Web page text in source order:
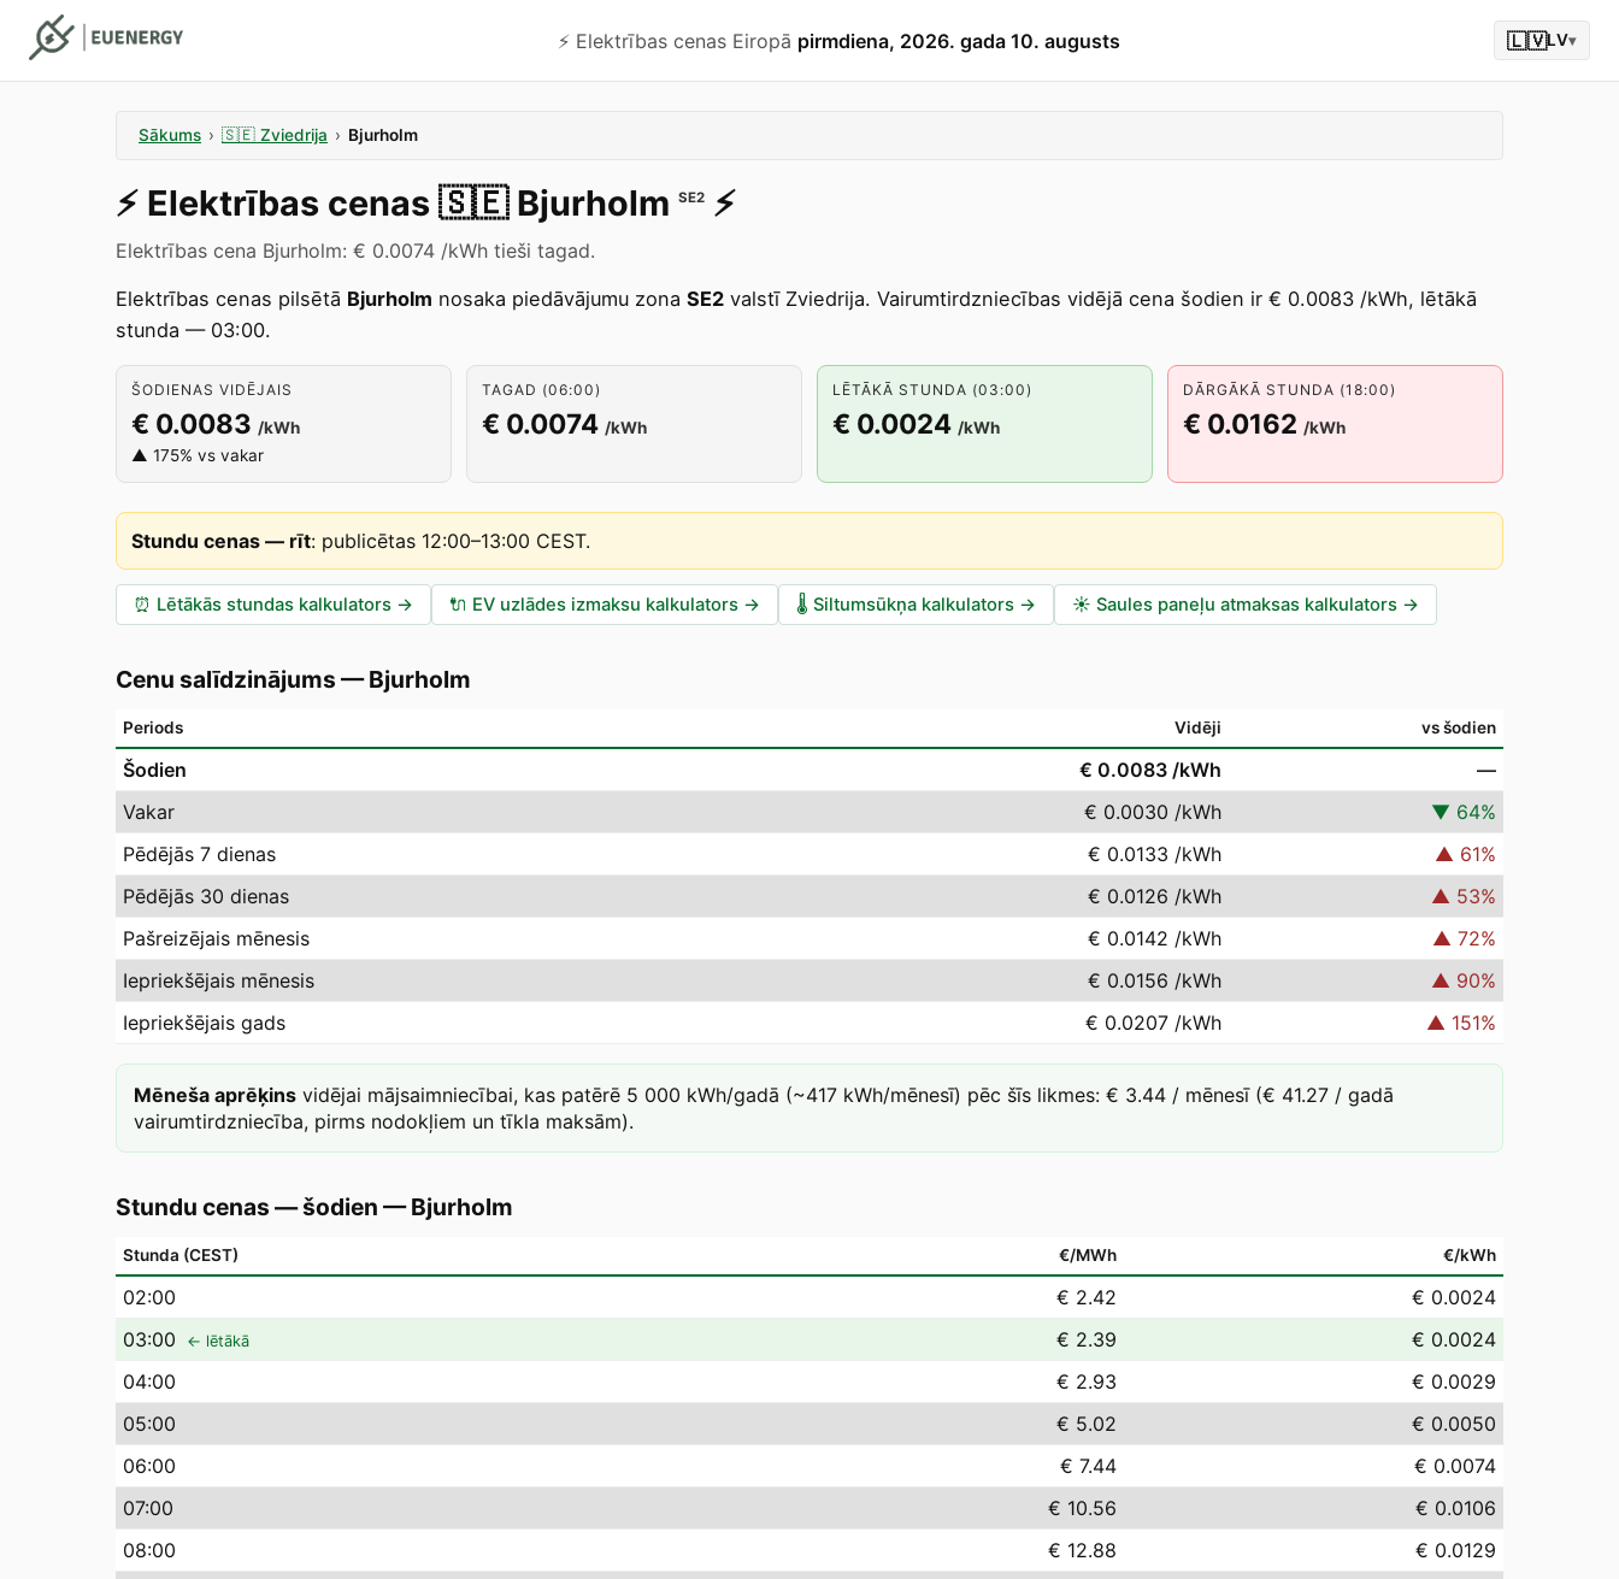
⚡️ Elektrības cenas Eiropā pirmdiena, 2026. gada 10. augusts 🇱🇻LV▾
Sākums › 🇸🇪 Zviedrija › Bjurholm
⚡️ Elektrības cenas 🇸🇪 Bjurholm SE2 ⚡️
Elektrības cena Bjurholm: € 0.0074 /kWh tieši tagad.
Elektrības cenas pilsētā Bjurholm nosaka piedāvājumu zona SE2 valstī Zviedrija. Vairumtirdzniecības vidējā cena šodien ir € 0.0083 /kWh, lētākā
stunda — 03:00.
ŠODIENAS VIDĒJAIS
€ 0.0083 /kWh
▲ 175% vs vakar
TAGAD (06:00)
€ 0.0074 /kWh
LĒTĀKĀ STUNDA (03:00)
€ 0.0024 /kWh
DĀRGĀKĀ STUNDA (18:00)
€ 0.0162 /kWh
Stundu cenas — rīt: publicētas 12:00–13:00 CEST.
⏰ Lētākās stundas kalkulators → 🔌 EV uzlādes izmaksu kalkulators → 🌡️ Siltumsūkņa kalkulators → ☀️ Saules paneļu atmaksas kalkulators →
Cenu salīdzinājums —Bjurholm
Periods Vidēji vs šodien
Šodien € 0.0083 /kWh
—
Vakar
€ 0.0030 /kWh ▼ 64%
Pēdējās 7 dienas
€ 0.0133 /kWh ▲ 61%
Pēdējās 30 dienas
€ 0.0126 /kWh ▲ 53%
Pašreizējais mēnesis
€ 0.0142 /kWh ▲ 72%
Iepriekšējais mēnesis
€ 0.0156 /kWh ▲ 90%
Iepriekšējais gads
€ 0.0207 /kWh ▲ 151%
Mēneša aprēķins vidējai mājsaimniecībai, kas patērē 5 000 kWh/gadā (~417 kWh/mēnesī) pēc šīs likmes: € 3.44 / mēnesī (€ 41.27 / gadā
vairumtirdzniecība, pirms nodokļiem un tīkla maksām).
Stundu cenas — šodien —Bjurholm
Stunda (CEST) €/MWh €/kWh
02:00 € 2.42
€ 0.0024
03:00 ← lētākā € 2.39
€ 0.0024
04:00 € 2.93
€ 0.0029
05:00 € 5.02
€ 0.0050
06:00 € 7.44
€ 0.0074
07:00 € 10.56
€ 0.0106
08:00 € 12.88
€ 0.0129